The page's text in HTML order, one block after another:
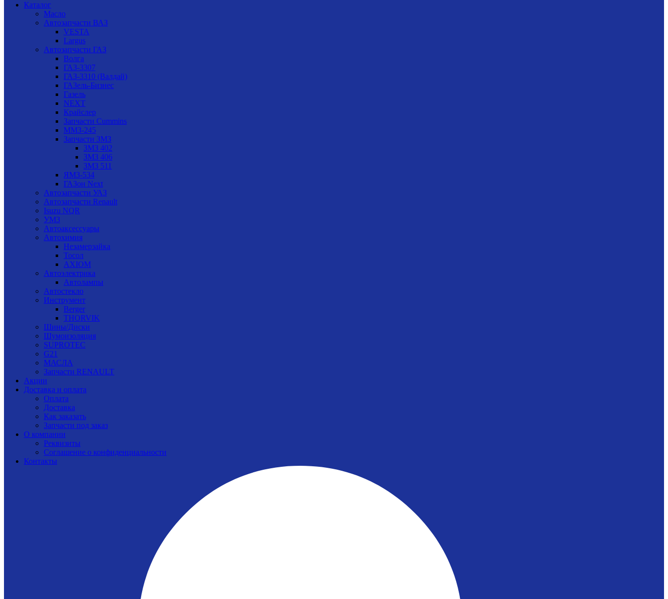
Каталог
Масло
Автозапчасти ВАЗ
VESTA
Largus
Автозапчасти ГАЗ
Волга
ГАЗ-3307
ГАЗ-3310 (Валдай)
ГАЗель-Бизнес
Газель
NEXT
Крайслер
Запчасти Cummins
ММЗ-245
Запчасти ЗМЗ
ЗМЗ 402
ЗМЗ 406
ЗМЗ 511
ЯМЗ-534
ГАЗон Next
Автозапчасти УАЗ
Автозапчасти Renault
Isuzu NQR
УМЗ
Автоаксессуары
Автохимия
Незамерзайка
Тосол
AXIOM
Автоэлектрика
Автолампы
Автостекло
Инструмент
Berger
THORVIK
Шины/Диски
Шумоизоляция
SUPROTEC
G21
МАСЛА
Запчасти RENAULT
Акции
Доставка и оплата
Оплата
Доставка
Как заказать
Запчасти под заказ
О компании
Реквизиты
Соглашение о конфиденциальности
Контакты